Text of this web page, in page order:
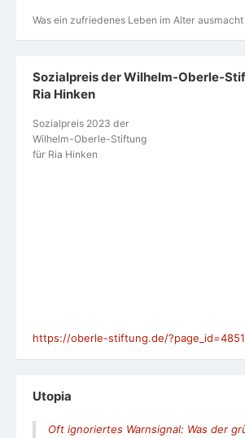
Was ein zufriedenes Leben im Alter ausmacht
Sozialpreis der Wilhelm-Oberle-
Ria Hinken
Sozialpreis 2023 der
Wilhelm-Oberle-Stiftung
für Ria Hinken
https://oberle-stiftung.de/?page_id=4851
Utopia
Oft ignoriertes Warnsignal: Was der